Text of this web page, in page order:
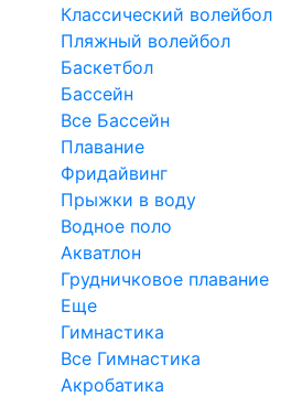
Классический волейбол
Пляжный волейбол
Баскетбол
Бассейн
Все Бассейн
Плавание
Фридайвинг
Прыжки в воду
Водное поло
Акватлон
Грудничковое плавание
Еще
Гимнастика
Все Гимнастика
Акробатика